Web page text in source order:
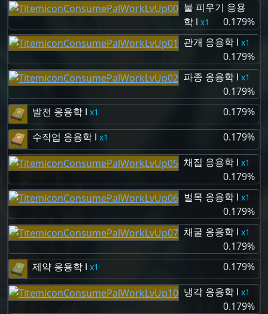
불 피우기 응용
학 Ⅰ
1
0.179%
관개 응용학 Ⅰ
1
0.179%
파종 응용학 Ⅰ
1
0.179%
발전 응용학 Ⅰ
1
0.179%
수작업 응용학 Ⅰ
1
0.179%
채집 응용학 Ⅰ
1
0.179%
벌목 응용학 Ⅰ
1
0.179%
채굴 응용학 Ⅰ
1
0.179%
제약 응용학 Ⅰ
1
0.179%
냉각 응용학 Ⅰ
1
0.179%